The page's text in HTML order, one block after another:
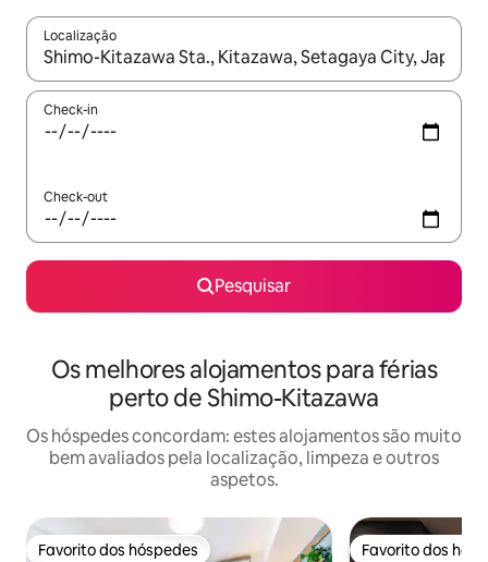
Localização
Quando os resultados estiverem disponíveis, navegue com
Check-in
Check-out
Pesquisar
Os melhores alojamentos para férias
perto de Shimo-Kitazawa
Os hóspedes concordam: estes alojamentos são muito
bem avaliados pela localização, limpeza e outros
aspetos.
Favorito dos hóspedes Favorito dos